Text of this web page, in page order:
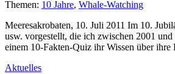
Themen: 10 Jahre, Whale-Watching
Meeresakrobaten, 10. Juli 2011 Im 10.
usw. vorgestellt, die ich zwischen 2001
einem 10-Fakten-Quiz ihr Wissen über
Aktuelles